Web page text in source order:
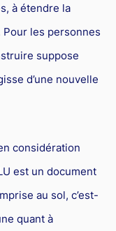
à étendre la
Pour les personnes
suppose
d’une nouvelle
considération
est un document
au sol, c’est-
quant à